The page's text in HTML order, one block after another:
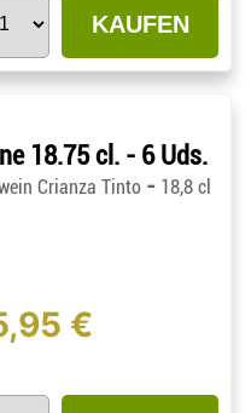
KAUFEN
18.75 cl. - 6 Uds.
Crianza Tinto - 18,8 cl
€